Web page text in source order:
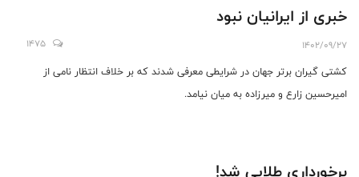
خبری از ایرانیان نبود
1402/09/27
1475
کشتی گیران برتر جهان در شرایطی معرفی شدند که بر خلاف انتظار نامی از
امیرحسین زارع و میرزاده به میان نیامد.